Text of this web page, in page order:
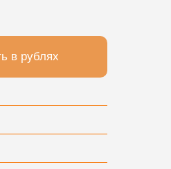
в рублях